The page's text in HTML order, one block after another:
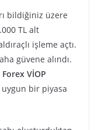
bildiğiniz üzere
TL alt
işleme açtı.
güvene alındı.
Forex VİOP
uygun bir piyasa